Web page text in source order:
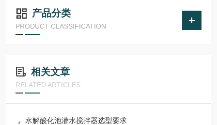
产品分类
PRODUCT CLASSIFICATION
相关文章
RELATED ARTICLES
水解酸化池潜水搅拌器选型要求